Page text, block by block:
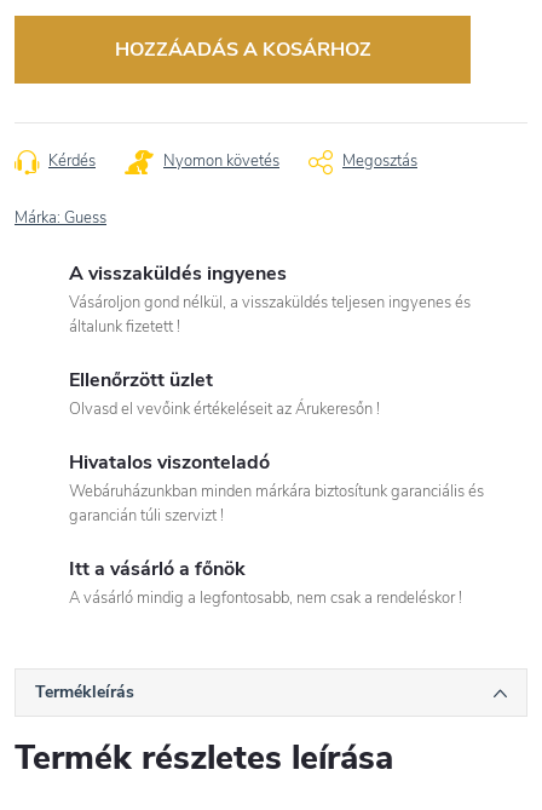
HOZZÁADÁS A KOSÁRHOZ
Kérdés Nyomon követés Megosztás
Márka: Guess
A visszaküldés ingyenes
Vásároljon gond nélkül, a visszaküldés teljesen ingyenes és
általunk fizetett !
Ellenőrzött üzlet
Olvasd el vevőink értékeléseit az Árukeresőn !
Hivatalos viszonteladó
Webáruházunkban minden márkára biztosítunk garanciális és
garancián túli szervizt !
Itt a vásárló a főnök
A vásárló mindig a legfontosabb, nem csak a rendeléskor !
Termékleírás
Termék részletes leírása